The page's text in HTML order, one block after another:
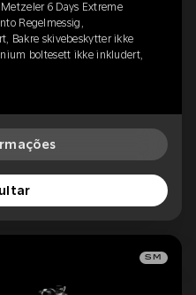
6 Days Extreme
Regelmessig,
Bakre skivebeskytter ikke
boltesett ikke inkludert,
SM